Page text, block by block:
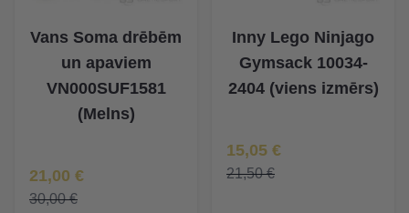
Vans Soma drēbēm
un apaviem
VN000SUF1581
(Melns)
Īpaša Cena
21,00 €
30,00 €
Inny Lego Ninjago
Gymsack 10034-
2404 (viens izmērs)
Īpaša Cena
15,05 €
21,50 €